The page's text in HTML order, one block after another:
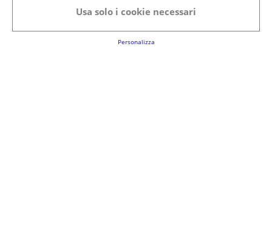
Nuovi prodotti
Senior
Usa solo i cookie necessari
Personalizza